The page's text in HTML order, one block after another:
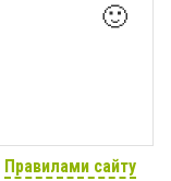
🙂
Правилами сайту